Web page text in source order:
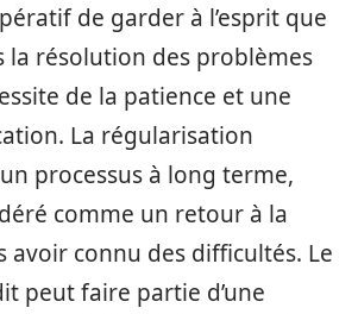
de garder à l’esprit que
la résolution des problèmes
de la patience et une
La régularisation
processus à long terme,
comme un retour à la
avoir connu des difficultés. Le
peut faire partie d’une